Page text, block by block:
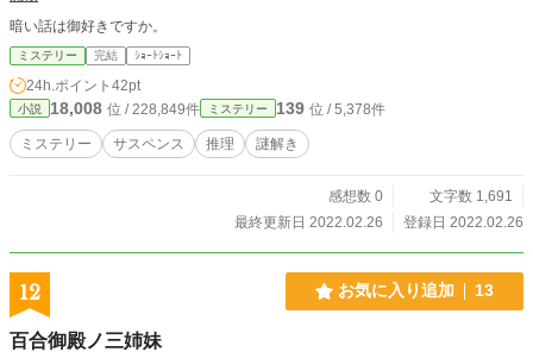
暗い話は御好きですか。
ミステリー 完結 ｼｮｰﾄｼｮｰﾄ
24h.ポイント 42pt
小説 18,008 位 / 228,849件 ミステリー 139 位 / 5,378件
ミステリー サスペンス 推理 謎解き
感想数 0
文字数 1,691
最終更新日 2022.02.26
登録日 2022.02.26
12 お気に入り追加 13
百合御殿ノ三姉妹